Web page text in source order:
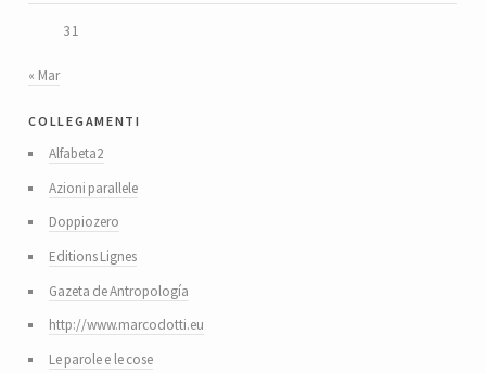
31
« Mar
collegamenti
Alfabeta2
Azioni parallele
Doppiozero
Editions Lignes
Gazeta de Antropología
http://www.marcodotti.eu
Le parole e le cose